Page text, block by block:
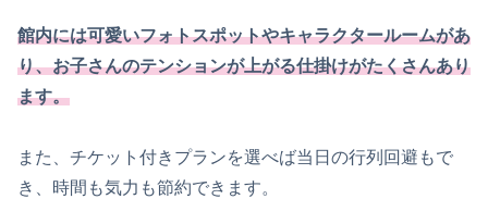
館内には可愛いフォトスポットやキャラクタールームがあ
り、お子さんのテンションが上がる仕掛けがたくさんあり
ます。
また、チケット付きプランを選べば当日の行列回避もで
き、時間も気力も節約できます。